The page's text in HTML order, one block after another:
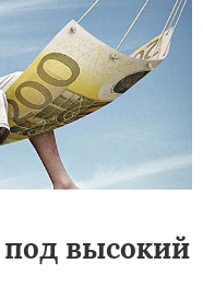
высокий